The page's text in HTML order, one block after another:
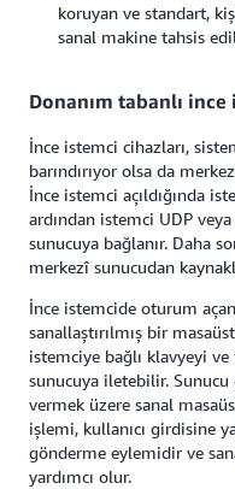
koruyan ve standart,
sanal makine tahsis
Donanım tabanlı ince
İnce istemci cihazları,
barındırıyor olsa da
İnce istemci açıldığında
ardından istemci UDP
sunucuya bağlanır. Daha
merkezî sunucudan
İnce istemcide oturum açan
sanallaştırılmış bir
istemciye bağlı klavyeyi
sunucuya iletebilir.
vermek üzere sanal
işlemi, kullanıcı girdisine
gönderme eylemidir ve
yardımcı olur.